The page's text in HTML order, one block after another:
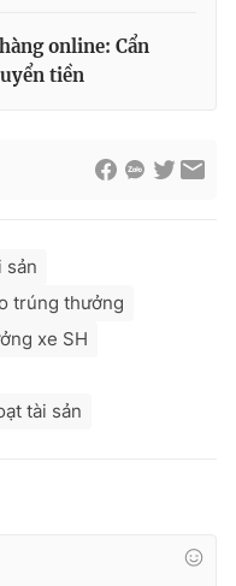
online: Cẩn
tiền
sản
trúng thưởng
xe SH
tài sản